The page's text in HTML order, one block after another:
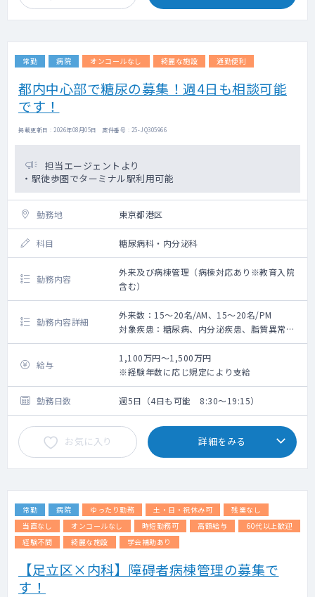
います。
おり、
ーツチーム帯同・障害や外傷の診断、治療、
＜対象疾患＞
頸椎骨折、バーナー症候群、肩関節脱臼、
SLAP lesion（肩関節上方関節唇損傷）、投球
帯損傷、指側副靭帯損傷、舟状骨骨折、有鈎
骨骨折、腰椎分離症、椎間板ヘルニア、
膝靭帯損傷（前十字靭帯、後十字靭帯、内側
側副靭帯）、半月板損傷、外傷性および反復
性膝蓋骨脱臼、滑膜ひだ障害、スポーツによ
る外傷性骨折と疲労骨折（各部位）、下腿コ
ンパートメント症候群、足関節外側靭帯損
傷、
足関節脱臼骨折、足関節前後方インピンジメ
ント症候群、三角骨症候群、Jones骨折（第5
中足骨疲労骨折）などスポーツ全般の障害、
外傷など
＜検査＞
通常整形外科的検査のほか、ストレス X線撮
影、障害では超音波エコー、Cybexによる下
肢筋力測定、膝靭帯弛緩性測定を実施
常勤 病院 オンコールなし 綺麗な施設 通勤便利
都内中心部で糖尿の募集！週4日も相談可能
です！
掲載更新日 : 2026年08月05日 案件番号 : 25-JQ305966
担当エージェントより
・駅徒歩圏でターミナル駅利用可能
勤務地 東京都港区
科目 糖尿病科・内分泌科
勤務内容
外来及び病棟管理（病棟対応あり※教育入院
含む）
勤務内容詳細
外来数：15～20名/AM、15～20名/PM
対象疾患：糖尿病、内分泌疾患、脂質異常症
病棟管理：7名程度
給与
1,100万円～1,500万円
※経験年数に応じ規定により支給
勤務日数 週5日（4日も可能 8:30～19:15）
お気に入り 詳細をみる
常勤 病院 ゆったり勤務 土・日・祝休み可
残業なし
当直なし
オンコールなし 時短勤務可 高額給与
60代以上歓迎
経験不問
綺麗な施設 学会補助あり
【足立区×内科】障碍者病棟管理の募集で
す！